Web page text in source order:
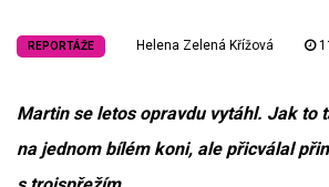
REPORTÁŽE Helena Zelená Křížová
Martin se letos opravdu vytáhl. Jak to
na jednom bílém koni, ale přicválal